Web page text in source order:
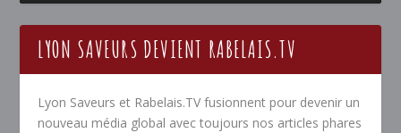
LYON SAVEURS DEVIENT RABELAIS.TV
Lyon Saveurs et Rabelais.TV fusionnent pour devenir un
nouveau média global avec toujours nos articles phares